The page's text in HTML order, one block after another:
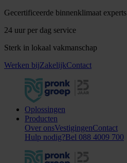
Gecertificeerde binnenklimaat experts
24 uur per dag service
Sterk in lokaal vakmanschap
Werken bijZakelijkContact
Oplossingen
Producten
Over onsVestigingenContact
Hulp nodig?Bel 088 4009 700
Bel 088 4009 700